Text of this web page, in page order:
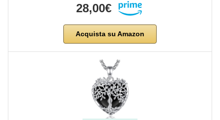
28,00€
Acquista su Amazon